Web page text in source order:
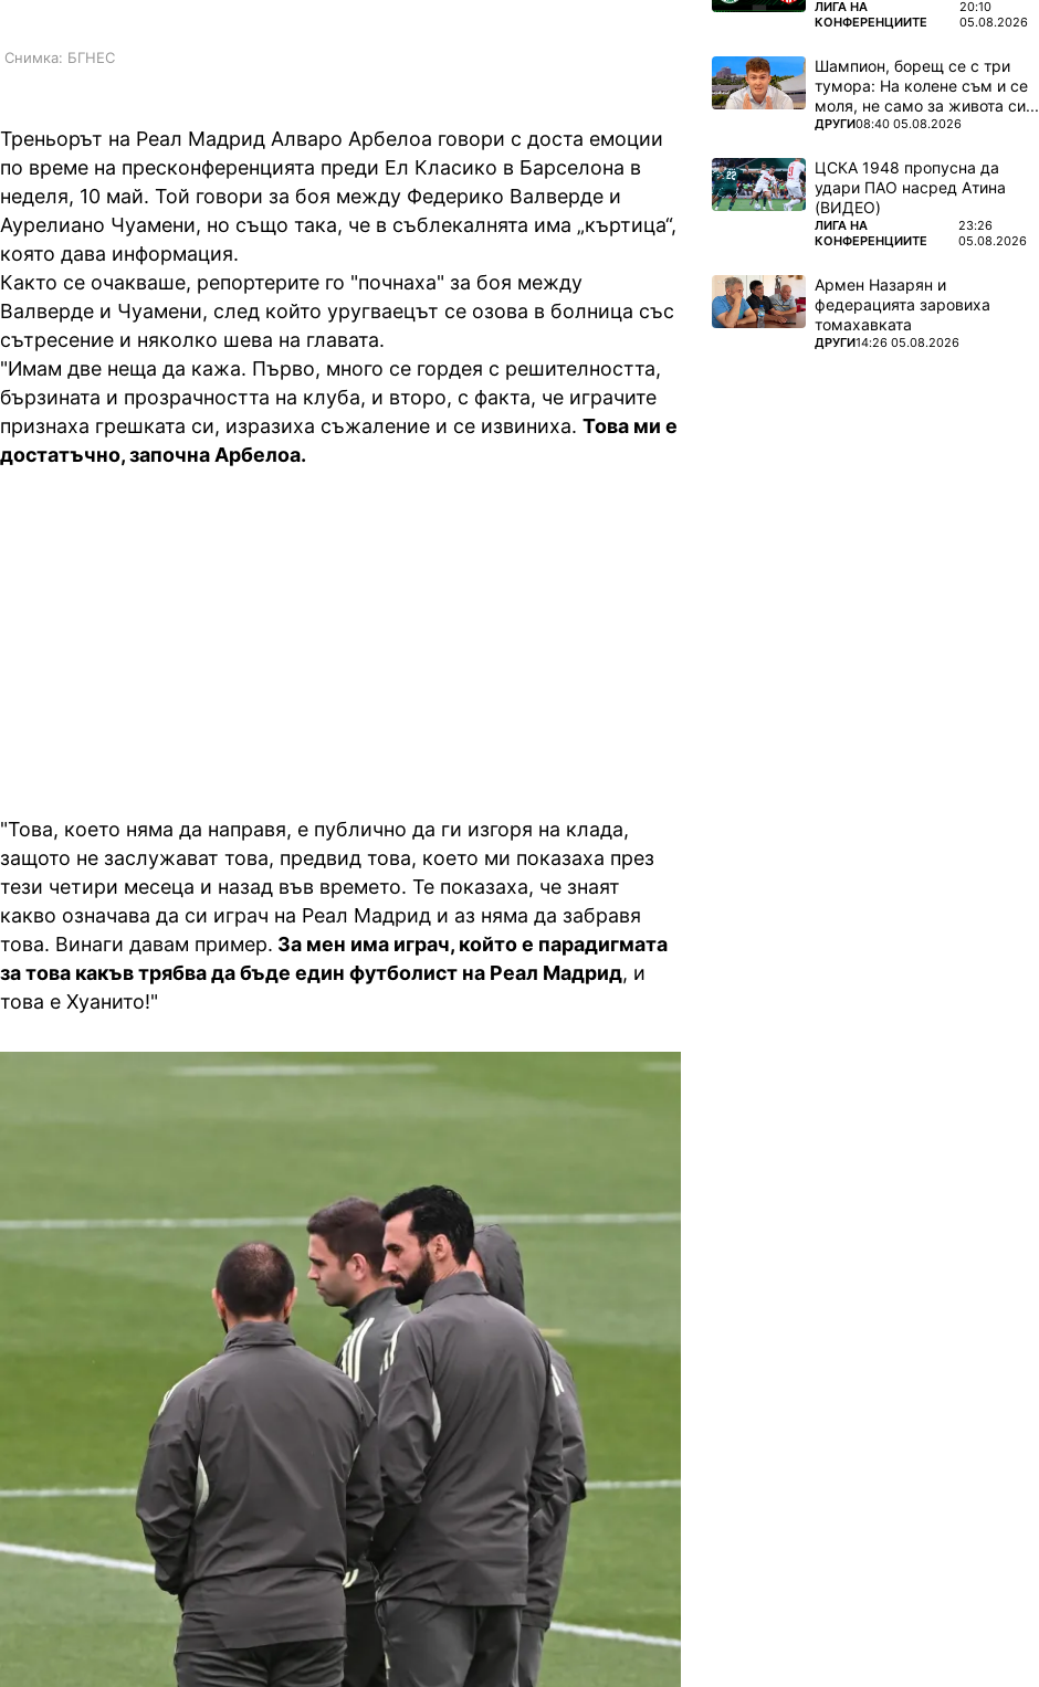
Снимка: БГНЕС
Треньорът на Реал Мадрид Алваро Арбелоа говори с доста емоции
по време на пресконференцията преди Ел Класико в Барселона в
неделя, 10 май. Той говори за боя между Федерико Валверде и
Аурелиано Чуамени, но също така, че в съблекалнята има „къртица“,
която дава информация.
Както се очакваше, репортерите го "почнаха" за боя между
Валверде и Чуамени, след който уругваецът се озова в болница със
сътресение и няколко шева на главата.
"Имам две неща да кажа. Първо, много се гордея с решителността,
бързината и прозрачността на клуба, и второ, с факта, че играчите
признаха грешката си, изразиха съжаление и се извиниха. Това ми е
достатъчно, започна Арбелоа.
"Това, което няма да направя, е публично да ги изгоря на клада,
защото не заслужават това, предвид това, което ми показаха през
тези четири месеца и назад във времето. Те показаха, че знаят
какво означава да си играч на Реал Мадрид и аз няма да забравя
това. Винаги давам пример. За мен има играч, който е парадигмата
за това какъв трябва да бъде един футболист на Реал Мадрид, и
това е Хуанито!"
ПОВЕЧЕ ОТ
ЛИГА НА
КОНФЕРЕНЦИИТЕ
20:10
05.08.2026
Шампион, борещ се с три
тумора: На колене съм и се
моля, не само за живота си...
ПОВЕЧЕ ОТ
ДРУГИ08:40 05.08.2026
ЦСКА 1948 пропусна да
удари ПАО насред Атина
(ВИДЕО)
ПОВЕЧЕ ОТ
ЛИГА НА
КОНФЕРЕНЦИИТЕ
23:26
05.08.2026
Армен Назарян и
федерацията заровиха
томахавката
ПОВЕЧЕ ОТ
ДРУГИ14:26 05.08.2026